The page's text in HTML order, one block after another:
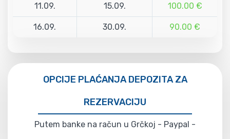
11.09. 15.09. 100.00 €
16.09. 30.09. 90.00 €
OPCIJE PLAĆANJA DEPOZITA ZA
REZERVACIJU
Putem banke na račun u Grčkoj - Paypal -